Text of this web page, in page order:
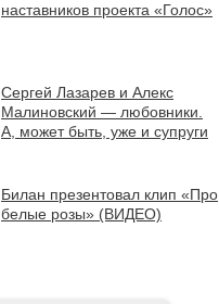
наставников проекта «Голос»
Сергей Лазарев и Алекс
Малиновский — любовники.
А, может быть, уже и супруги
Билан презентовал клип «Про
белые розы» (ВИДЕО)